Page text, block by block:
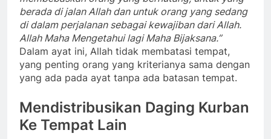
berada di jalan Allah dan untuk orang yang sedang
di dalam perjalanan sebagai kewajiban dari Allah.
Allah Maha Mengetahui lagi Maha Bijaksana.”
Dalam ayat ini, Allah tidak membatasi tempat,
yang penting orang yang kriterianya sama dengan
yang ada pada ayat tanpa ada batasan tempat.
Mendistribusikan Daging Kurban
Ke Tempat Lain